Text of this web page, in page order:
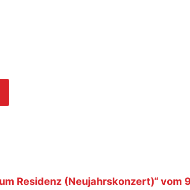
Residenz (Neujahrskonzert)“ vom